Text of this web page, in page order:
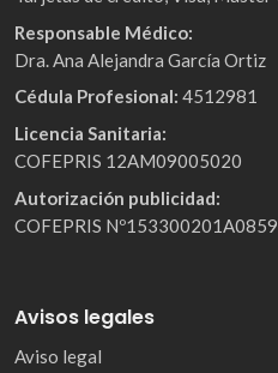
Responsable Médico:
Dra. Ana Alejandra García Ortiz
Cédula Profesional: 4512981
Licencia Sanitaria:
COFEPRIS 12AM09005020
Autorización publicidad:
COFEPRIS Nº153300201A0859
Avisos legales
Aviso legal